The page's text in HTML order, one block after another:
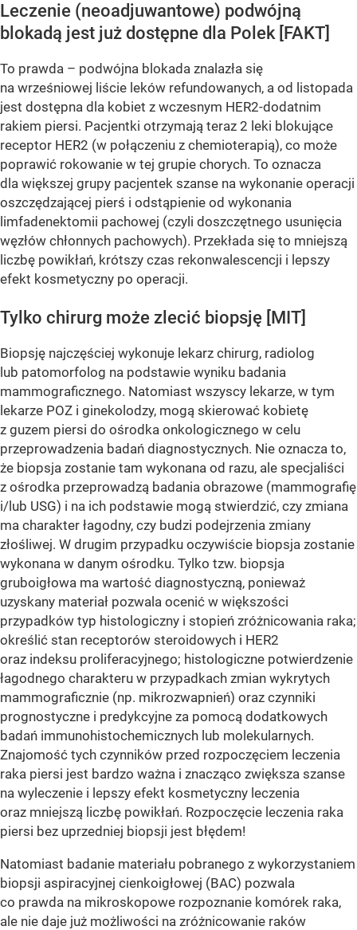
Leczenie (neoadjuwantowe) podwójną
blokadą jest już dostępne dla Polek [FAKT]
To prawda – podwójna blokada znalazła się
na wrześniowej liście leków refundowanych, a od listopada
jest dostępna dla kobiet z wczesnym HER2-dodatnim
rakiem piersi. Pacjentki otrzymają teraz 2 leki blokujące
receptor HER2 (w połączeniu z chemioterapią), co może
poprawić rokowanie w tej grupie chorych. To oznacza
dla większej grupy pacjentek szanse na wykonanie operacji
oszczędzającej pierś i odstąpienie od wykonania
limfadenektomii pachowej (czyli doszczętnego usunięcia
węzłów chłonnych pachowych). Przekłada się to mniejszą
liczbę powikłań, krótszy czas rekonwalescencji i lepszy
efekt kosmetyczny po operacji.
Tylko chirurg może zlecić biopsję [MIT]
Biopsję najczęściej wykonuje lekarz chirurg, radiolog
lub patomorfolog na podstawie wyniku badania
mammograficznego. Natomiast wszyscy lekarze, w tym
lekarze POZ i ginekolodzy, mogą skierować kobietę
z guzem piersi do ośrodka onkologicznego w celu
przeprowadzenia badań diagnostycznych. Nie oznacza to,
że biopsja zostanie tam wykonana od razu, ale specjaliści
z ośrodka przeprowadzą badania obrazowe (mammografię
i/lub USG) i na ich podstawie mogą stwierdzić, czy zmiana
ma charakter łagodny, czy budzi podejrzenia zmiany
złośliwej. W drugim przypadku oczywiście biopsja zostanie
wykonana w danym ośrodku. Tylko tzw. biopsja
gruboigłowa ma wartość diagnostyczną, ponieważ
uzyskany materiał pozwala ocenić w większości
przypadków typ histologiczny i stopień zróżnicowania raka;
określić stan receptorów steroidowych i HER2
oraz indeksu proliferacyjnego; histologiczne potwierdzenie
łagodnego charakteru w przypadkach zmian wykrytych
mammograficznie (np. mikrozwapnień) oraz czynniki
prognostyczne i predykcyjne za pomocą dodatkowych
badań immunohistochemicznych lub molekularnych.
Znajomość tych czynników przed rozpoczęciem leczenia
raka piersi jest bardzo ważna i znacząco zwiększa szanse
na wyleczenie i lepszy efekt kosmetyczny leczenia
oraz mniejszą liczbę powikłań. Rozpoczęcie leczenia raka
piersi bez uprzedniej biopsji jest błędem!
Natomiast badanie materiału pobranego z wykorzystaniem
biopsji aspiracyjnej cienkoigłowej (BAC) po­zwala
co prawda na mikroskopowe rozpoznanie komórek raka,
ale nie daje już możliwości na zróżnicowanie raków